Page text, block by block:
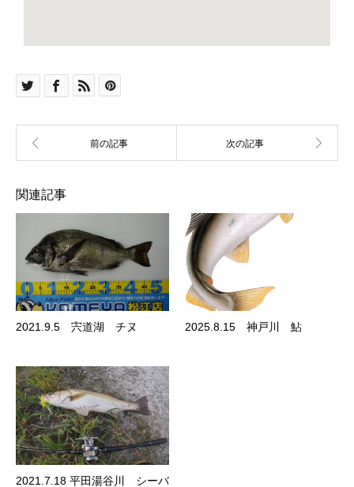
関連記事
2021.9.5 宍道湖 チヌ 2025.8.15 神戸川 鮎
2021.7.18 平田湯谷川 シーバ